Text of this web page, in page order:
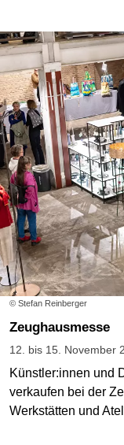
© Stefan Reinberger
Zeughausmesse
12. bis 15. November
Künstler:innen und
verkaufen bei der
Werkstätten und